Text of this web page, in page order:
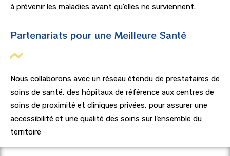
à prévenir les maladies avant qu’elles ne surviennent.
Partenariats pour une Meilleure Santé
Nous collaborons avec un réseau étendu de prestataires de
soins de santé, des hôpitaux de référence aux centres de
soins de proximité et cliniques privées, pour assurer une
accessibilité et une qualité des soins sur l’ensemble du
territoire